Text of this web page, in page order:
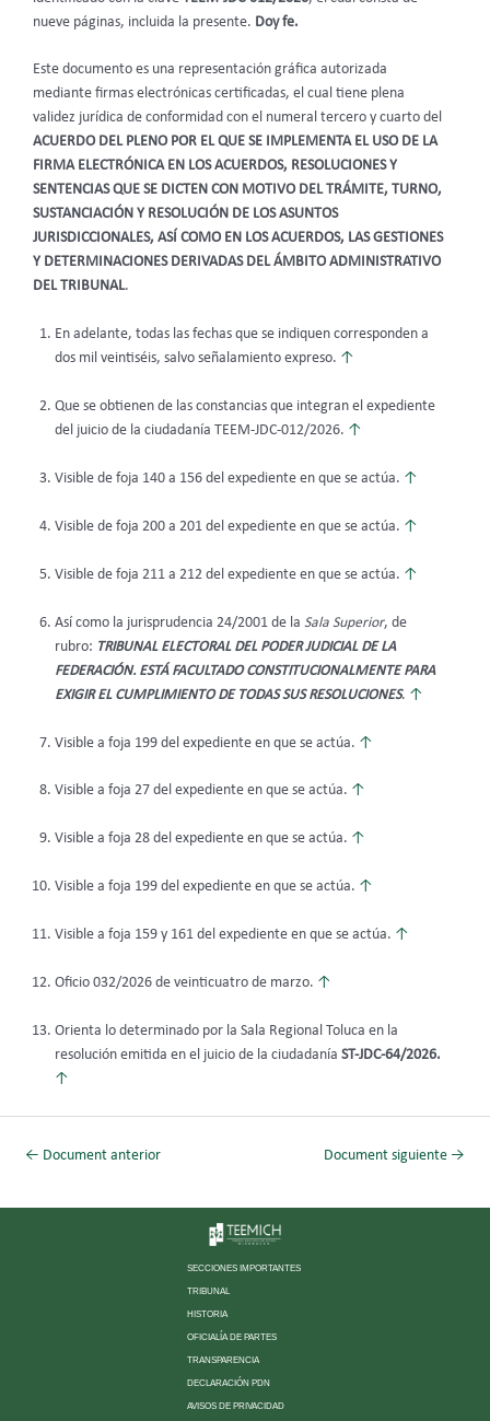
nueve páginas, incluida la presente. Doy fe.
Este documento es una representación gráfica autorizada
mediante firmas electrónicas certificadas, el cual tiene plena
validez jurídica de conformidad con el numeral tercero y cuarto del
ACUERDO DEL PLENO POR EL QUE SE IMPLEMENTA EL USO DE LA
FIRMA ELECTRÓNICA EN LOS ACUERDOS, RESOLUCIONES Y
SENTENCIAS QUE SE DICTEN CON MOTIVO DEL TRÁMITE, TURNO,
SUSTANCIACIÓN Y RESOLUCIÓN DE LOS ASUNTOS
JURISDICCIONALES, ASÍ COMO EN LOS ACUERDOS, LAS GESTIONES
Y DETERMINACIONES DERIVADAS DEL ÁMBITO ADMINISTRATIVO
DEL TRIBUNAL.
En adelante, todas las fechas que se indiquen corresponden a
dos mil veintiséis, salvo señalamiento expreso. ↑
Que se obtienen de las constancias que integran el expediente
del juicio de la ciudadanía TEEM-JDC-012/2026. ↑
Visible de foja 140 a 156 del expediente en que se actúa. ↑
Visible de foja 200 a 201 del expediente en que se actúa. ↑
Visible de foja 211 a 212 del expediente en que se actúa. ↑
Así como la jurisprudencia 24/2001 de la Sala Superior, de
rubro: TRIBUNAL ELECTORAL DEL PODER JUDICIAL DE LA
FEDERACIÓN. ESTÁ FACULTADO CONSTITUCIONALMENTE PARA
EXIGIR EL CUMPLIMIENTO DE TODAS SUS RESOLUCIONES. ↑
Visible a foja 199 del expediente en que se actúa. ↑
Visible a foja 27 del expediente en que se actúa. ↑
Visible a foja 28 del expediente en que se actúa. ↑
Visible a foja 199 del expediente en que se actúa. ↑
Visible a foja 159 y 161 del expediente en que se actúa. ↑
Oficio 032/2026 de veinticuatro de marzo. ↑
Orienta lo determinado por la Sala Regional Toluca en la
resolución emitida en el juicio de la ciudadanía ST-JDC-64/2026.
↑
← Document anterior Document siguiente →
SECCIONES IMPORTANTES
TRIBUNAL
HISTORIA
OFICIALÍA DE PARTES
TRANSPARENCIA
DECLARACIÓN PDN
AVISOS DE PRIVACIDAD